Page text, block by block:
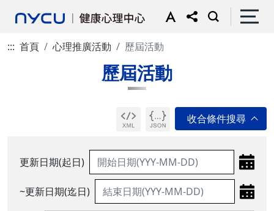
::: 首頁 心理推廣活動 歷屆活動
歷屆活動
更新日期(起日)
~更新日期(迄日)